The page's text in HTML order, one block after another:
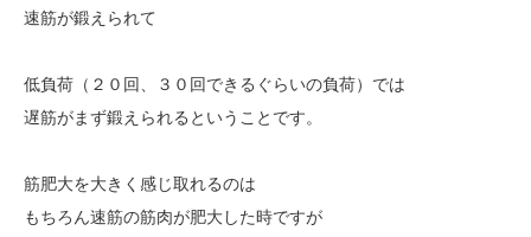
速筋が鍛えられて
低負荷（２０回、３０回できるぐらいの負荷）では
遅筋がまず鍛えられるということです。
筋肥大を大きく感じ取れるのは
もちろん速筋の筋肉が肥大した時ですが